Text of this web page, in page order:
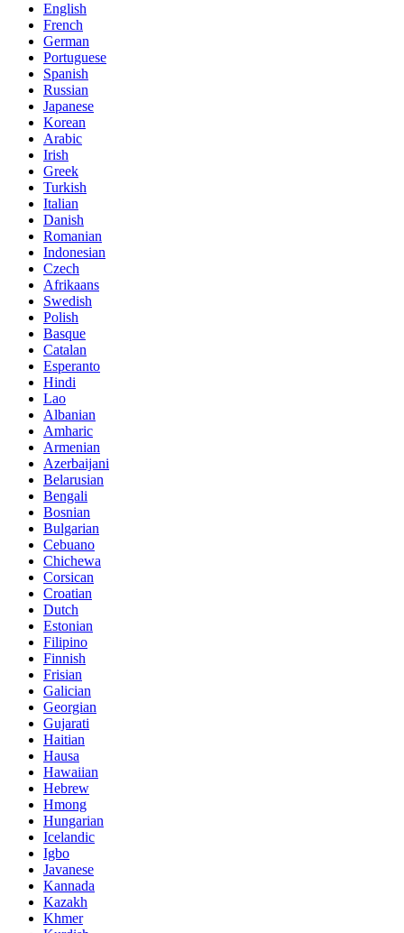
English
French
German
Portuguese
Spanish
Russian
Japanese
Korean
Arabic
Irish
Greek
Turkish
Italian
Danish
Romanian
Indonesian
Czech
Afrikaans
Swedish
Polish
Basque
Catalan
Esperanto
Hindi
Lao
Albanian
Amharic
Armenian
Azerbaijani
Belarusian
Bengali
Bosnian
Bulgarian
Cebuano
Chichewa
Corsican
Croatian
Dutch
Estonian
Filipino
Finnish
Frisian
Galician
Georgian
Gujarati
Haitian
Hausa
Hawaiian
Hebrew
Hmong
Hungarian
Icelandic
Igbo
Javanese
Kannada
Kazakh
Khmer